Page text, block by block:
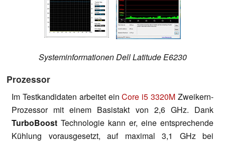
Systeminformationen Dell Latitude E6230
Prozessor
Im Testkandidaten arbeitet einCore i5 3320M Zweikern-
Prozessor mit einem Basistakt von 2,6 GHz. Dank
TurboBoost Technologie kann er, eine entsprechende
Kühlung vorausgesetzt, auf maximal 3,1 GHz bei